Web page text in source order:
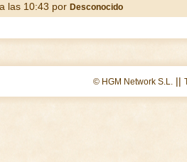
las 10:43 por Desconocido
© HGM Network S.L. ||